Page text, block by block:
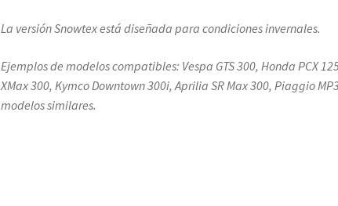
La versión Snowtex está diseñada para condiciones invernales.
Ejemplos de modelos compatibles: Vespa GTS 300, Honda PCX
XMax 300, Kymco Downtown 300i, Aprilia SR Max 300, Piaggio
modelos similares.